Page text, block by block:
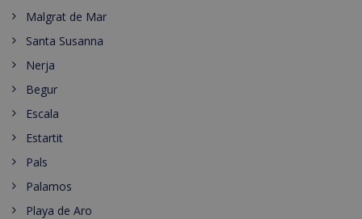
Malgrat de Mar
Santa Susanna
Nerja
Begur
Escala
Estartit
Pals
Palamos
Playa de Aro